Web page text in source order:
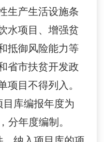
生产生活设施条
水项目、增强贫
抵御风险能力等
省市扶贫开发政
项目不得列入。
库编报年度为
分年度编制。